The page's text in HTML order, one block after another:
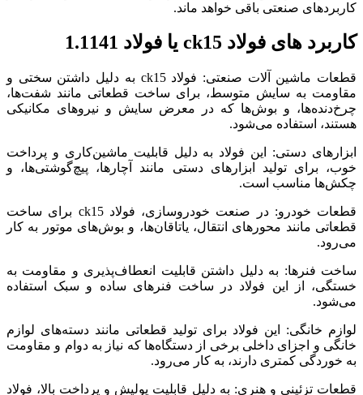
کاربردهای صنعتی باقی خواهد ماند.
کاربرد های فولاد ck15 یا فولاد 1.1141
قطعات ماشین‌ آلات صنعتی: فولاد ck15 به دلیل داشتن سختی و
مقاومت به سایش متوسط، برای ساخت قطعاتی مانند شفت‌ها،
چرخ‌دنده‌ها، و بوش‌ها که در معرض سایش و نیروهای مکانیکی
هستند، استفاده می‌شود.
ابزارهای دستی: این فولاد به دلیل قابلیت ماشین‌کاری و پرداخت
خوب، برای تولید ابزارهای دستی مانند آچارها، پیچ‌گوشتی‌ها، و
چکش‌ها مناسب است.
قطعات خودرو: در صنعت خودروسازی، فولاد ck15 برای ساخت
قطعاتی مانند محورهای انتقال، یاتاقان‌ها، و بوش‌های موتور به کار
می‌رود.
ساخت فنرها: به دلیل داشتن قابلیت انعطاف‌پذیری و مقاومت به
خستگی، از این فولاد در ساخت فنرهای ساده و سبک استفاده
می‌شود.
لوازم خانگی: این فولاد برای تولید قطعاتی مانند دسته‌های لوازم
خانگی و اجزای داخلی برخی از دستگاه‌ها که نیاز به دوام و مقاومت
به خوردگی کمتری دارند، به کار می‌رود.
قطعات تزئینی و هنری: به دلیل قابلیت پولیش و پرداخت بالا، فولاد